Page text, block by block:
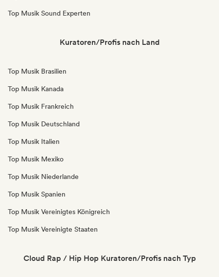
Top Musik Sound Experten
Kuratoren/Profis nach Land
Top Musik Brasilien
Top Musik Kanada
Top Musik Frankreich
Top Musik Deutschland
Top Musik Italien
Top Musik Mexiko
Top Musik Niederlande
Top Musik Spanien
Top Musik Vereinigtes Königreich
Top Musik Vereinigte Staaten
Cloud Rap / Hip Hop Kuratoren/Profis nach Typ